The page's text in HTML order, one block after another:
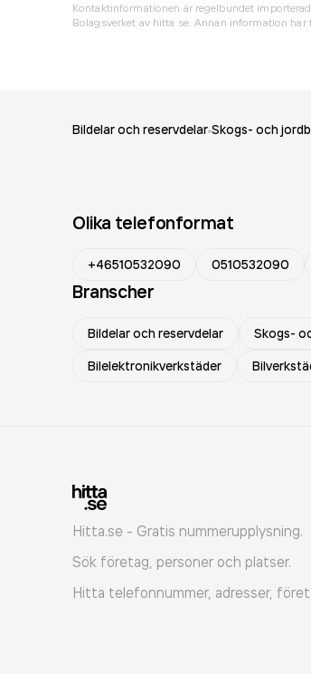
Kontaktinformationen är regelbundet
Bolagsverket av hitta.se. Annan information
Bildelar och reservdelar Skogs- och
Olika telefonformat
+46510532090 0510532090
Branscher
Bildelar och reservdelar Skogs-
Bilelektronikverkstäder
Hitta.se - Gratis nummerupplysning.
Sök företag, personer och platser.
Hitta telefonnummer, adresser,